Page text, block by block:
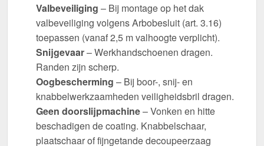
Valbeveiliging – Bij montage op het dak
valbeveiliging volgens Arbobesluit (art. 3.16)
toepassen (vanaf 2,5 m valhoogte verplicht).
Snijgevaar– Werkhandschoenen dragen.
Randen zijn scherp.
Oogbescherming – Bij boor-, snij- en
knabbelwerkzaamheden veiligheidsbril dragen.
Geen doorslijpmachine– Vonken en hitte
beschadigen de coating. Knabbelschaar,
plaatschaar of fijngetande decoupeerzaag